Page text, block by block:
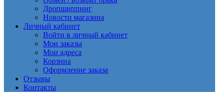
Дропшиппинг
Новости магазина
Личный кабинет
Войти в личный кабинет
Мои заказы
Мои адреса
Корзина
Оформление заказа
Отзывы
Контакты